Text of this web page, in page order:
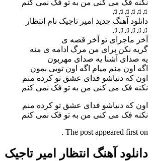
نکنه فک می کنی من به تو فک نمی کنم
♫♫♫♫♫♫
دانلود آهنگ جدید امیر تاجیک نام انتظار
♫♫♫♫♫♫
آخر ماجرای تو آخر قصه ی
گریه نکن برای من مرگ ادامه ی منه
یه صدای آشنا یه صدای مهربون
اگه اون منم میام اگه اون تویی بمون
اون که دنیاشو فدای عشق تو کرده منم
نکنه فک می کنی من به تو فک نمی کنم
اون که دنیاشو فدای عشق تو کرده منم
نکنه فک می کنی من به تو فک نمی کنم
The post appeared first on .
دانلود آهنگ انتظار امیر تاجیک